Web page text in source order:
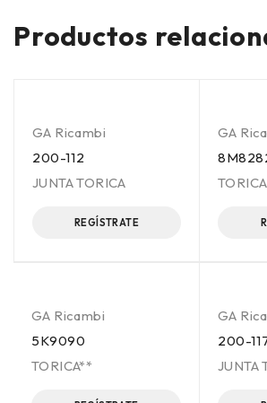
Productos
GA Ricambi
200-112
JUNTA TORICA
REGÍSTRATE
GA
TORICA
GA Ricambi
5K9090
TORICA**
GA
200-
JUNTA